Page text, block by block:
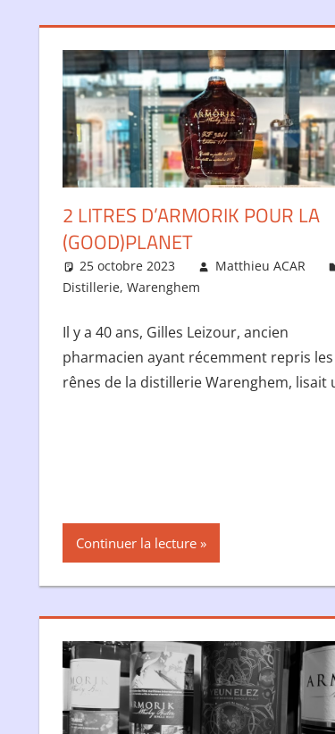
2 LITRES D’ARMORIK POUR LA
(GOOD)PLANET
25 octobre 2023
Matthieu ACAR
Distillerie, Warenghem
Il y a 40 ans, Gilles Leizour, ancien
pharmacien ayant récemment repris les
rênes de la distillerie Warenghem, lisait
Continuer la lecture